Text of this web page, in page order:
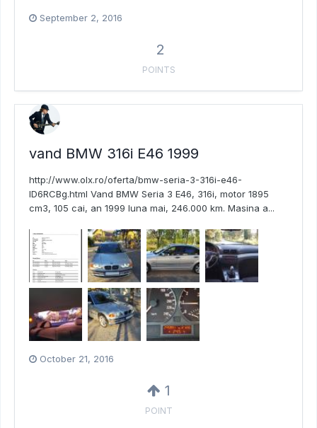
September 2, 2016
2
POINTS
vand BMW 316i E46 1999
http://www.olx.ro/oferta/bmw-seria-3-316i-e46-
ID6RCBg.html Vand BMW Seria 3 E46, 316i, motor 1895
cm3, 105 cai, an 1999 luna mai, 246.000 km. Masina a...
October 21, 2016
1
POINT